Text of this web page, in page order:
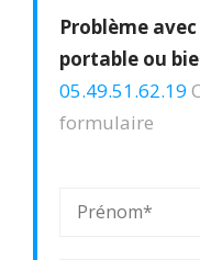
Problème
portable ou
05.49.51.62.19
formulaire